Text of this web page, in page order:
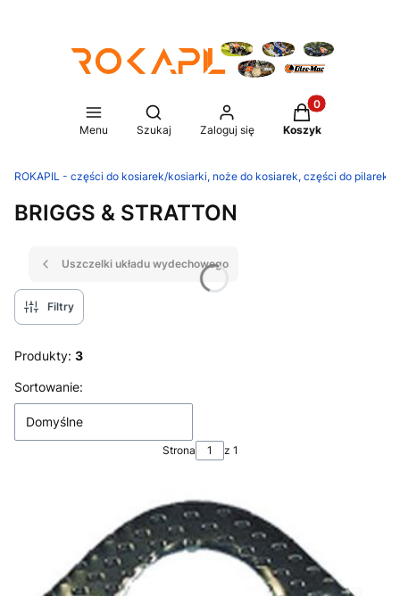
Menu
Otwórz wyszukiwarkę
Szukaj Zaloguj się
Produkty w
Koszyk
ROKAPIL - części do kosiarek/kosiarki, noże do kosiarek, części do pilarek/
BRIGGS & STRATTON
Uszczelki układu wydechowego
Filtry
Produkty: 3
Lista produktów
Sortowanie:
Domyślne
Strona z 1